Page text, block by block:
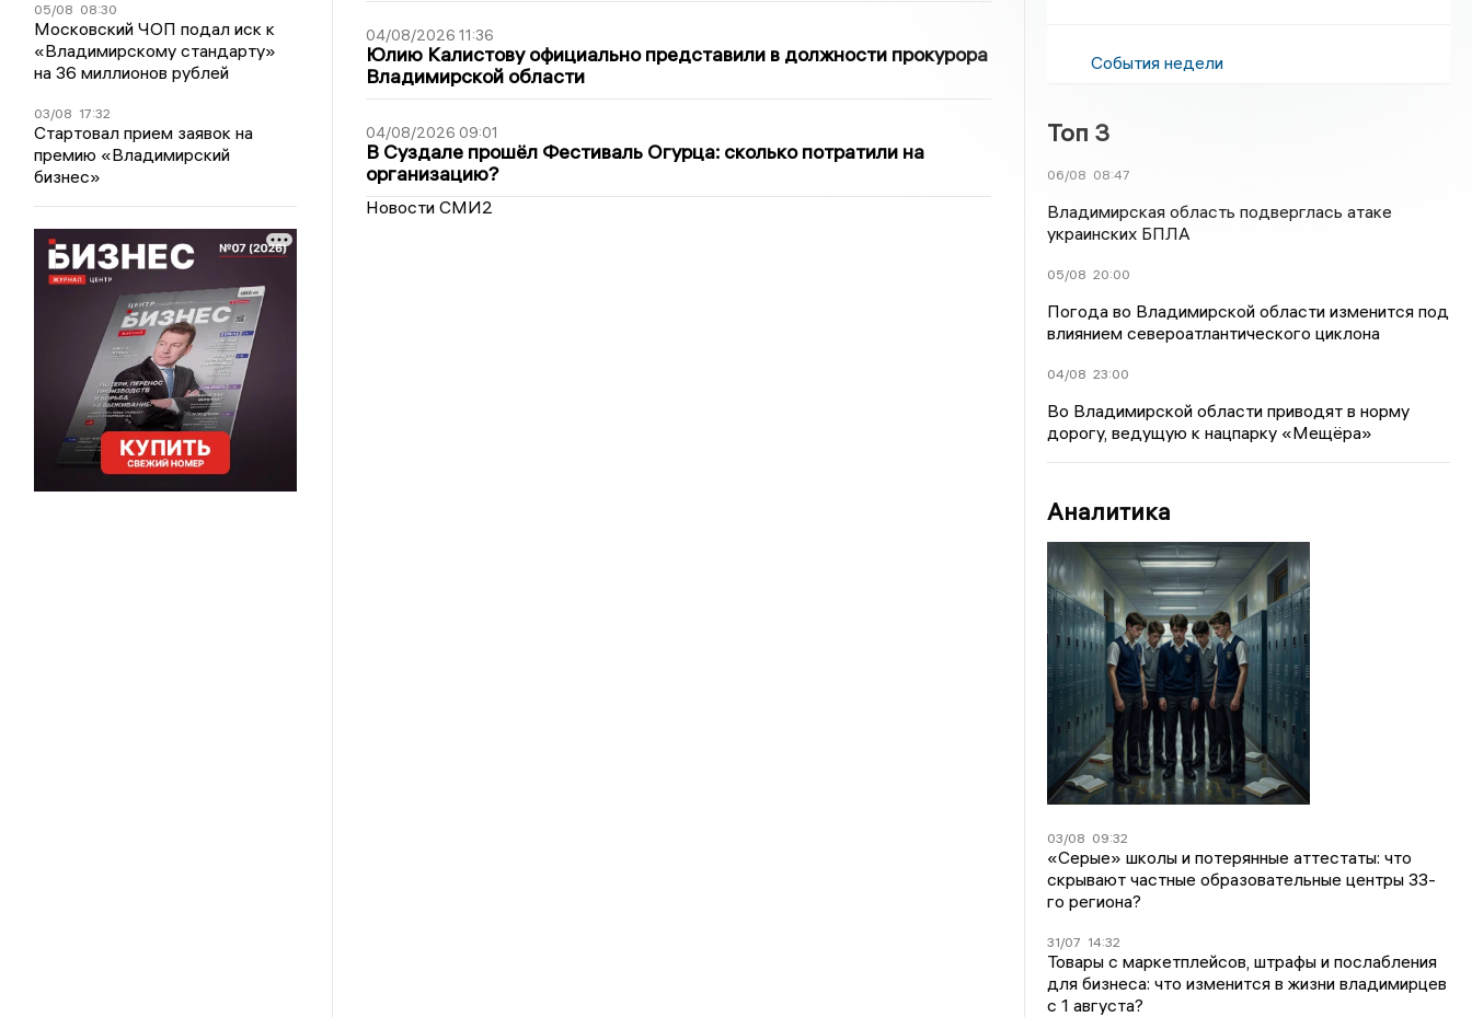
05/08 08:30
Московский ЧОП подал иск к
«Владимирскому стандарту»
на 36 миллионов рублей
03/08 17:32
Стартовал прием заявок на
премию «Владимирский
бизнес»
04/08/2026 11:36
Юлию Калистову официально представили в должности прокурора
Владимирской области
04/08/2026 09:01
В Суздале прошёл Фестиваль Огурца: сколько потратили на
организацию?
Новости СМИ2
События недели
Топ 3
06/08 08:47
Владимирская область подверглась атаке
украинских БПЛА
05/08 20:00
Погода во Владимирской области изменится под
влиянием североатлантического циклона
04/08 23:00
Во Владимирской области приводят в норму
дорогу, ведущую к нацпарку «Мещёра»
Аналитика
03/08 09:32
«Серые» школы и потерянные аттестаты: что
скрывают частные образовательные центры 33-
го региона?
31/07 14:32
Товары с маркетплейсов, штрафы и послабления
для бизнеса: что изменится в жизни владимирцев
с 1 августа?